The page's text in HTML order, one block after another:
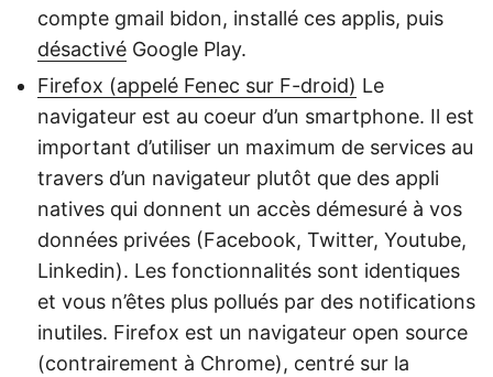
compte gmail bidon, installé ces applis, puis
désactivé Google Play.
Firefox (appelé Fenec sur F-droid) Le
navigateur est au coeur d’un smartphone. Il est
important d’utiliser un maximum de services au
travers d’un navigateur plutôt que des appli
natives qui donnent un accès démesuré à vos
données privées (Facebook, Twitter, Youtube,
Linkedin). Les fonctionnalités sont identiques
et vous n’êtes plus pollués par des notifications
inutiles. Firefox est un navigateur open source
(contrairement à Chrome), centré sur la